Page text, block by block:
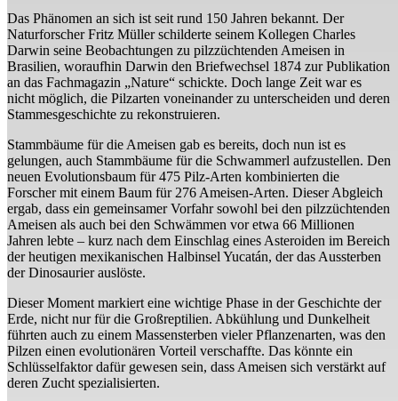
Das Phänomen an sich ist seit rund 150 Jahren bekannt. Der
Naturforscher Fritz Müller schilderte seinem Kollegen Charles
Darwin seine Beobachtungen zu pilzzüchtenden Ameisen in
Brasilien, woraufhin Darwin den Briefwechsel 1874 zur Publikation
an das Fachmagazin „Nature“ schickte. Doch lange Zeit war es
nicht möglich, die Pilzarten voneinander zu unterscheiden und deren
Stammesgeschichte zu rekonstruieren.
Stammbäume für die Ameisen gab es bereits, doch nun ist es
gelungen, auch Stammbäume für die Schwammerl aufzustellen. Den
neuen Evolutionsbaum für 475 Pilz-Arten kombinierten die
Forscher mit einem Baum für 276 Ameisen-Arten. Dieser Abgleich
ergab, dass ein gemeinsamer Vorfahr sowohl bei den pilzzüchtenden
Ameisen als auch bei den Schwämmen vor etwa 66 Millionen
Jahren lebte – kurz nach dem Einschlag eines Asteroiden im Bereich
der heutigen mexikanischen Halbinsel Yucatán, der das Aussterben
der Dinosaurier auslöste.
Dieser Moment markiert eine wichtige Phase in der Geschichte der
Erde, nicht nur für die Großreptilien. Abkühlung und Dunkelheit
führten auch zu einem Massensterben vieler Pflanzenarten, was den
Pilzen einen evolutionären Vorteil verschaffte. Das könnte ein
Schlüsselfaktor dafür gewesen sein, dass Ameisen sich verstärkt auf
deren Zucht spezialisierten.